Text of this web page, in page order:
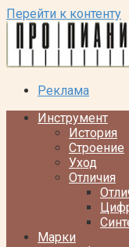
Перейти к контенту
Реклама
Инструмент
История
Строение
Уход
Отличия
Марки